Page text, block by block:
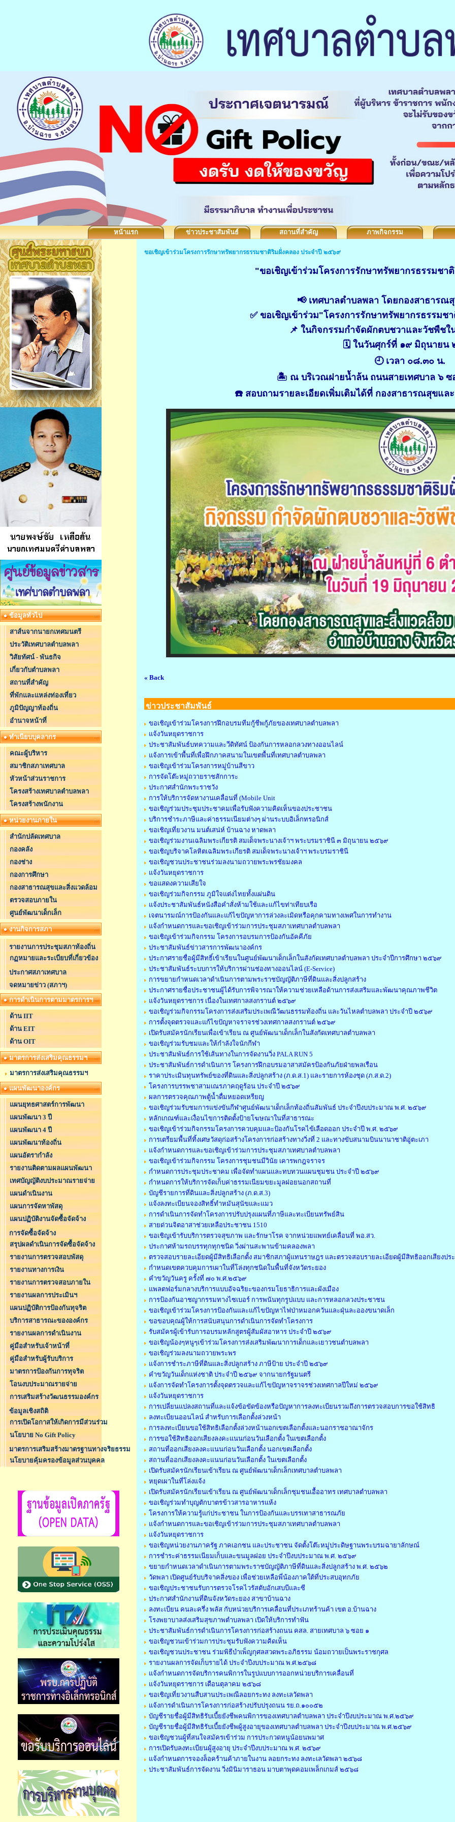
หน้าแรก ข่าวประชาสัมพันธ์ สถานที่สำคัญ ภาพกิจกรรม
ข้อมูลทั่วไป
สาส์นจากนายกเทศมนตรี
ประวัติเทศบาลตำบลพลา
วิสัยทัศน์ - พันธกิจ
เกี่ยวกับตำบลพลา
สถานที่สำคัญ
ที่พักและแหล่งท่องเที่ยว
ภูมิปัญญาท้องถิ่น
อำนาจหน้าที่
ทำเนียบบุคลากร
คณะผู้บริหาร
สมาชิกสภาเทศบาล
หัวหน้าส่วนราชการ
โครงสร้างเทศบาลตำบลพลา
โครงสร้างพนักงาน
หน่วยงานภายใน
สำนักปลัดเทศบาล
กองคลัง
กองช่าง
กองการศึกษา
กองสาธารณสุขและสิ่งแวดล้อม
ตรวจสอบภายใน
ศูนย์พัฒนาเด็กเล็ก
งานกิจการสภา
รายงานการประชุมสภาท้องถิ่น
กฏหมายและระเบียบที่เกี่ยวข้อง
ประกาศสภาเทศบาล
จดหมายข่าว (สภาฯ)
การดำเนินการตามมาตรการฯ
ด้าน IIT
ด้าน EIT
ด้าน OIT
มาตรการส่งเสริมคุณธรรมฯ
มาตรการส่งเสริมคุณธรรมฯ
แผนพัฒนาองค์กร
แผนยุทธศาสตร์การพัฒนา
แผนพัฒนา 3 ปี
แผนพัฒนา 4 ปี
แผนพัฒนาท้องถิ่น
แผนอัตรากำลัง
รายงานติดตามผลแผนพัฒนา
เทศบัญญัติงบประมาณรายจ่าย
แผนดำเนินงาน
แผนการจัดหาพัสดุ
แผนปฏิบัติงานจัดซื้อจัดจ้าง
การจัดซื้อจัดจ้าง
สรุปผลดำเนินการจัดซื้อจัดจ้าง
รายงานการตรวจสอบพัสดุ
รายงานทางการเงิน
รายงานการตรวจสอบภายใน
รายงานผลการประเมินฯ
แผนปฏิบัติการป้องกันทุจริต
บริการสาธารณะขององค์กร
รายงานผลการดำเนินงาน
คู่มือสำหรับเจ้าหน้าที่
คู่มือสำหรับผู้รับบริการ
มาตรการป้องกันการทุจริต
โอนงบประมาณรายจ่าย
การเสริมสร้างวัฒนธรรมองค์กร
ข้อมูลเชิงสถิติ
การเปิดโอกาสให้เกิดการมีส่วนร่วม
นโยบาย No Gift Policy
มาตรการเสริมสร้างมาตรฐานทางจริยธรรม
นโยบายคุ้มครองข้อมูลส่วนบุคคล
ขอเชิญเข้าร่วมโครงการรักษาทรัพยากรธรรมชาติริมฝั่งคลอง ประจำปี ๒๕๖๙
"ขอเชิญเข้าร่วมโครงการรักษาทรัพยากรธรรมช
📢 เทศบาลตำบลพลา โดยกองสาธารณ
✅ ขอเชิญเข้าร่วม"โครงการรักษาทรัพยากรธรรม
📌 ในกิจกรรมกำจัดผักตบชวาและวัชพืช
🗓️ ในวันศุกร์ที่ ๑๙ มิถุนายน
🕘 เวลา ๐๘.๓๐ น.
🏝️ ณ บริเวณฝายน้ำล้น ถนนสายเทศบาล ๖ ซ
☎️ สอบถามรายละเอียดเพิ่มเติมได้ที่ กองสาธารณสุขแ
« Back
ข่าวประชาสัมพันธ์
ขอเชิญเข้าร่วมโครงการฝึกอบรมทีมกู้ชีพกู้ภัยของเทศบาลตำบลพลา
แจ้งวันหยุดราชการ
ประชาสัมพันธ์บทความและวีดิทัศน์ ป้องกันการหลอกลวงทางออนไลน์
แจ้งการเข้าพื้นที่เพื่อฝึกภาคสนามในเขตพื้นที่เทศบาลตำบลพลา
ขอเชิญเข้าร่วมโครงการหมู่บ้านสีขาว
การจัดโต๊ะหมู่ถวายราชสักการะ
ประกาศสำนักพระราชวัง
การให้บริการจัดหางานเคลื่อนที่ (Mobile Unit
ขอเชิญร่วมประชุมประชาคมเพื่อรับฟังความคิดเห็นของประชาชน
บริการชำระภาษีและค่าธรรมเนียมต่างๆ ผ่านระบบอิเล็กทรอนิกส์
ขอเชิญเที่ยวงาน มนต์เสน่ห์ บ้านฉาง หาดพลา
ขอเชิญร่วมงานเฉลิมพระเกียรติ สมเด็จพระนางเจ้าฯ พระบรมราชินี ๓ มิถุนายน ๒๕๖๙
ขอเชิญบริจาคโลหิตเฉลิมพระเกียรติ สมเด็จพระนางเจ้าฯ พระบรมราชินี
ขอเชิญชวนประชาชนร่วมลงนามถวายพระพรชัยมงคล
แจ้งวันหยุดราชการ
ขอแสดงความเสียใจ
ขอเชิญร่วมกิจกรรม ภูมิใจแต่งไทยทั้งแผ่นดิน
แจ้งประชาสัมพันธ์หนังสือคำสั่งห้ามใช้และแก้ไขท่าเทียบเรือ
เจตนารมณ์การป้องกันและแก้ไขปัญหาการล่วงละเมิดหรือคุกคามทางเพศในการทำงาน
แจ้งกำหนดการและขอเชิญเข้าร่วมการประชุมสภาเทศบาลตำบลพลา
ขอเชิญเข้าร่วมกิจกรรม โครงการอบรมการป้องกันอัคคีภัย
ประชาสัมพันธ์ข่าวสารการพัฒนาองค์กร
ประกาศรายชื่อผู้มีสิทธิ์เข้าเรียนในศูนย์พัฒนาเด็กเล็กในสังกัดเทศบาลตำบลพลา ประจำปีการศึกษา ๒๕๖๙
ประชาสัมพันธ์ระบบการให้บริการผ่านช่องทางออนไลน์ (E-Service)
การขยายกำหนดเวลาดำเนินการตามพระราชบัญญัติภาษีที่ดินและสิ่งปลูกสร้าง
ประกาศรายชื่อประชาชนผู้ได้รับการพิจารณาให้ความช่วยเหลือด้านการส่งเสริมและพัฒนาคุณภาพชีวิต
แจ้งวันหยุดราชการ เนื่องในเทศกาลสงกรานต์ ๒๕๖๙
ขอเชิญร่วมกิจกรรมโครงการส่งเสริมประเพณีวัฒนธรรมท้องถิ่น และวันไหลตำบลพลา ประจำปี ๒๕๖๙
การตั้งจุดตรวจและแก้ไขปัญหาจราจรช่วงเทศกาลสงกรานต์ ๒๕๖๙
เปิดรับสมัครนักเรียนเพื่อเข้าเรียน ณ ศูนย์พัฒนาเด็กเล็กในสังกัดเทศบาลตำบลพลา
ขอเชิญร่วมรับชมและให้กำลังใจนักกีฬา
ประชาสัมพันธ์การใช้เส้นทางในการจัดงานวิ่ง PALA RUN 5
ประชาสัมพันธ์การดำเนินการ โครงการฝึกอบรมอาสาสมัครป้องกันภัยฝ่ายพลเรือน
ราคาประเมินทุนทรัพย์ของที่ดินและสิ่งปลูกสร้าง (ภ.ด.ส.1) และรายการห้องชุด (ภ.ส.ด.2)
โครงการบรรพชาสามเณรภาคฤดูร้อน ประจำปี ๒๕๖๙
ผลการตรวจคุณภาพตู้น้ำดื่มหยอดเหรียญ
ขอเชิญร่วมรับชมการแข่งขันกีฬาศูนย์พัฒนาเด็กเล็กท้องถิ่นสัมพันธ์ ประจำปีงบประมาณ พ.ศ. ๒๕๖๙
หลักเกณฑ์และเงื่อนไขการติดตั้งป้ายโฆษณาในที่สาธารณะ
ขอเชิญเข้าร่วมกิจกรรมโครงการควบคุมและป้องกันโรคไข้เลือดออก ประจำปี พ.ศ. ๒๕๖๙
การเตรียมพื้นที่ทิ้งเศษวัสดุก่อสร้างโครงการก่อสร้างทางวิ่งที่ 2 และทางขับสนามบินนานาชาติอู่ตะเภา
แจ้งกำหนดการและขอเชิญเข้าร่วมการประชุมสภาเทศบาลตำบลพลา
ขอเชิญเข้าร่วมกิจกรรม โครงการชุมชนมีวินัย เคารพกฎจราจร
กำหนดการประชุมประชาคม เพื่อจัดทำแผนและทบทวนแผนชุมชน ประจำปี ๒๕๖๙
กำหนดการให้บริการจัดเก็บค่าธรรมเนียมขยะมูลฝอยนอกสถานที่
บัญชีรายการที่ดินและสิ่งปลูกสร้าง (ภ.ด.ส.3)
แจ้งลงทะเบียนจองสิทธิ์ทำหมันสุนัขและแมว
การดำเนินการจัดทำโครงการปรับปรุงแผนที่ภาษีและทะเบียนทรัพย์สิน
สายด่วนจิตอาสาช่วยเหลือประชาชน 1510
ขอเชิญเข้ารับบริการตรวจสุขภาพ และรักษาโรค จากหน่วยแพทย์เคลื่อนที่ พอ.สว.
ประกาศห้ามรถบรรทุกทุกชนิด วิ่งผ่านสะพานข้ามคลองพลา
ตรวจสอบรายละเอียดผู้มีสิทธิเลือกตั้ง สมาชิกสภาผู้แทนราษฎร และตรวจสอบรายละเอียดผู้มีสิทธิออกเสียงปร
กำหนดเขตควบคุมการเผาในที่โล่งทุกชนิดในพื้นที่จังหวัดระยอง
คำขวัญวันครู ครั้งที่ ๗๐ พ.ศ.๒๕๖๙
แพลตฟอร์มกลางบริการแบบอัจฉริยะของกรมโยธาธิการและผังเมือง
การป้องกันอาชญากรรมทางไซเบอร์ การพนันทุกรูปแบบ และการหลอกลวงประชาชน
ขอเชิญเข้าร่วมโครงการป้องกันและแก้ไขปัญหาไฟป่าหมอกควันและฝุ่นละอองขนาดเล็ก
ขอขอบคุณผู้ให้การสนับสนุนการดำเนินการจัดทำโครงการ
รับสมัครผู้เข้ารับการอบรมหลักสูตรผู้สัมผัสอาหาร ประจำปี ๒๕๖๙
ขอเชิญน้องๆหนูๆเข้าร่วมโครงการส่งเสริมพัฒนาการเด็กและเยาวชนตำบลพลา
ขอเชิญร่วมลงนามถวายพระพร
แจ้งการชำระภาษีที่ดินและสิ่งปลูกสร้าง ภาษีป้าย ประจำปี ๒๕๖๙
คำขวัญวันเด็กแห่งชาติ ประจำปี ๒๕๖๙ จากนายกรัฐมนตรี
แจ้งการจัดทำโครงการตั้งจุดตรวจและแก้ไขปัญหาจราจรช่วงเทศกาลปีใหม่ ๒๕๖๙
แจ้งวันหยุดราชการ
การเปลี่ยนแปลงสถานที่และแจ้งข้อขัดข้องหรือปัญหาการลงทะเบียนรวมถึงการตรวจสอบการขอใช้สิทธิ
ลงทะเบียนออนไลน์ สำหรับการเลือกตั้งล่วงหน้า
การลงทะเบียนขอใช้สิทธิเลือกตั้งล่วงหน้านอกเขตเลือกตั้งและนอกราชอาณาจักร
การขอใช้สิทธิออกเสียงลงคะแนนก่อนวันเลือกตั้ง ในเขตเลือกตั้ง
สถานที่ออกเสียงลงคะแนนก่อนวันเลือกตั้ง นอกเขตเลือกตั้ง
สถานที่ออกเสียงลงคะแนนก่อนวันเลือกตั้ง ในเขตเลือกตั้ง
เปิดรับสมัครนักเรียนเข้าเรียน ณ ศูนย์พัฒนาเด็กเล็กเทศบาลตำบลพลา
หยุดเผาในที่โล่งแจ้ง
เปิดรับสมัครนักเรียนเข้าเรียน ณ ศูนย์พัฒนาเด็กเล็กชุมชนเอื้ออาทร เทศบาลตำบลพลา
ขอเชิญร่วมทำบุญตักบาตรข้าวสารอาหารแห้ง
โครงการให้ความรู้แก่ประชาชน ในการป้องกันและบรรเทาสาธารณภัย
แจ้งกำหนดการและขอเชิญเข้าร่วมการประชุมสภาเทศบาลตำบลพลา
แจ้งวันหยุดราชการ
ขอเชิญหน่วยงานภาครัฐ ภาคเอกชน และประชาชน จัดตั้งโต๊ะหมู่ประดิษฐานพระบรมฉายาลักษณ์
การชำระค่าธรรมเนียมเก็บและขนมูลฝอย ประจำปีงบประมาณ พ.ศ. ๒๕๖๙
ขยายกำหนดเวลาดำเนินการตามพระราชบัญญัติภาษีที่ดินและสิ่งปลูกสร้าง พ.ศ. ๒๕๖๒
วัดพลา เปิดศูนย์รับบริจาคสิ่งของ เพื่อช่วยเหลือพี่น้องภาคใต้ที่ประสบอุทกภัย
ขอเชิญประชาชนรับการตรวจโรคไวรัสตับอักเสบบีและซี
ประกาศสำนักงานที่ดินจังหวัดระยอง สาขาบ้านฉาง
ลงทะเบียน คนละครึ่ง พลัส กับหน่วยบริการเคลื่อนที่ประเภทร้านค้า เขต อ.บ้านฉาง
โรงพยาบาลส่งเสริมสุขภาพตำบลพลา เปิดให้บริการทำฟัน
ประชาสัมพันธ์การดำเนินการโครงการก่อสร้างถนน คสล. สายเทศบาล ๖ ซอย ๑
ขอเชิญชวนเข้าร่วมการประชุมรับฟังความคิดเห็น
ขอเชิญชวนประชาชน ร่วมพิธีบำเพ็ญกุศลสวดพระอภิธรรม น้อมถวายเป็นพระราชกุศล
รายงานผลการจัดเก็บรายได้ ประจำปีงบประมาณ พ.ศ.๒๕๖๘
แจ้งกำหนดการจัดบริการคนพิการในรูปแบบการออกหน่วยบริการเคลื่อนที่
แจ้งวันหยุดราชการ เดือนตุลาคม ๒๕๖๘
ขอเชิญเที่ยวงานสืบสานประเพณีลอยกระทง ลงทะเลวัดพลา
แจ้งการดำเนินการโครงการก่อสร้างปรับปรุงถนน รย.ถ.๑๐๐๕๒
บัญชีรายชื่อผู้มีสิทธิรับเบี้ยยังชีพคนพิการของเทศบาลตำบลพลา ประจำปีงบประมาณ พ.ศ.๒๕๖๙
บัญชีรายชื่อผู้มีสิทธิรับเบี้ยยังชีพผู้สูงอายุของเทศบาลตำบลพลา ประจำปีงบประมาณ พ.ศ.๒๕๖๙
ขอเชิญชวนผู้ที่สนใจสมัครเข้าร่วม การประกวดหนูน้อยนพมาศ
การเปิดรับลงทะเบียนผู้สูงอายุ ประจำปีงบประมาณ พ.ศ. ๒๕๖๙
แจ้งกำหนดการจองล็อคร้านค้าภายในงาน ลอยกระทง ลงทะเลวัดพลา ๒๕๖๘
ประชาสัมพันธ์การจัดงาน วิ่งมินิมาราธอน มาบตาพุดคอมเพล็กเกมส์ ๒๕๖๘